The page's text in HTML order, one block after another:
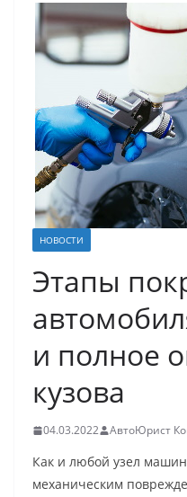
НОВОСТИ
Этапы
и полное
кузова
04.03.2022 АвтоЮрист
Как и любой узел
механическим